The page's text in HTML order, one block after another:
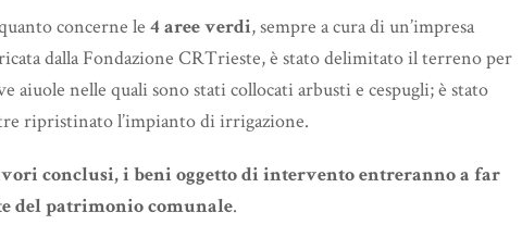
concerne le 4 aree verdi, sempre a cura di un’impresa
dalla Fondazione CRTrieste, è stato delimitato il terreno per
aiuole nelle quali sono stati collocati arbusti e cespugli; è stato
ripristinato l’impianto di irrigazione.
conclusi, i beni oggetto di intervento entreranno a far
del patrimonio comunale.